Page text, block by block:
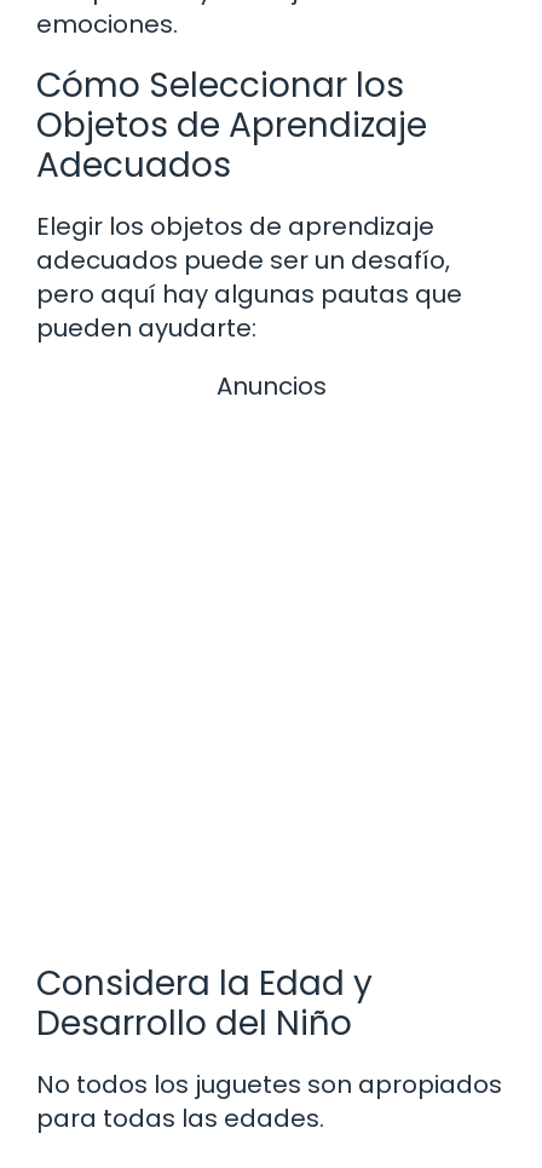
emociones.
Cómo Seleccionar los
Objetos de Aprendizaje
Adecuados
Elegir los objetos de aprendizaje
adecuados puede ser un desafío,
pero aquí hay algunas pautas que
pueden ayudarte:
Anuncios
Considera la Edad y
Desarrollo del Niño
No todos los juguetes son apropiados
para todas las edades.